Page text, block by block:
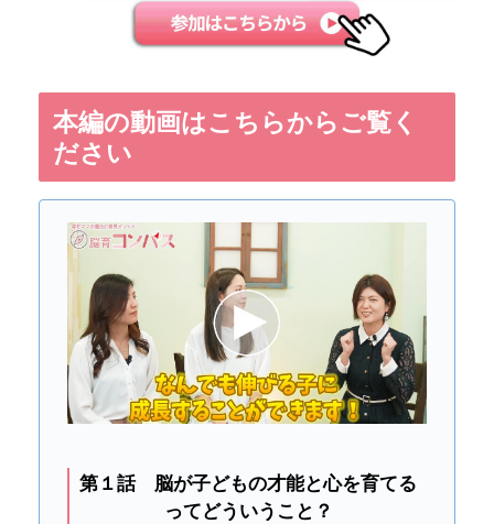
本編の動画はこちらからご覧く
ださい
第１話 脳が子どもの才能と心を育てる
ってどういうこと？